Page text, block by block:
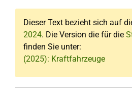
Dieser Text bezieht sich auf
2024. Die Version die für die
finden Sie unter:
(2025): Kraftfahrzeuge